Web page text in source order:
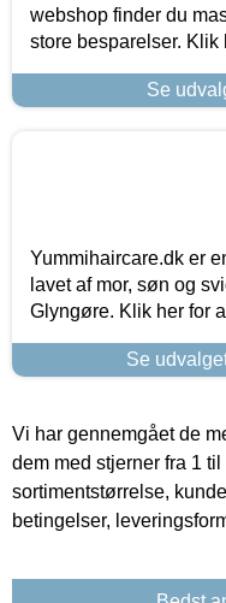
webshop finder du
store besparelser. Klik
Se
Yummihaircare.dk er
lavet af mor, søn og
Glyngøre. Klik her for
Se
Vi har gennemgået de
dem med stjerner fra 1
sortimentstørrelse,
betingelser,